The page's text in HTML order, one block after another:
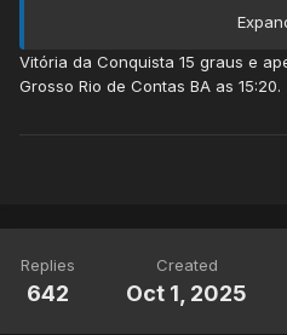
Vitória da Conquista 15 graus e
Grosso Rio de Contas BA as 15:20.
Replies
642
Created
Oct 1, 2025